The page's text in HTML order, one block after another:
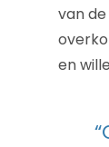
van
en